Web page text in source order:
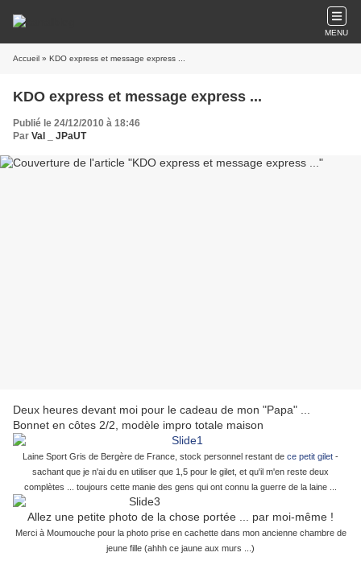
MENU
Accueil » KDO express et message express ...
KDO express et message express ...
Publié le 24/12/2010 à 18:46
Par Val _ JPaUT
Deux heures devant moi pour le cadeau de mon "Papa" ...
Bonnet en côtes 2/2, modèle impro totale maison
Laine Sport Gris de Bergère de France, stock personnel restant de ce petit gilet -
sachant que je n'ai du en utiliser que 1,5 pour le gilet, et qu'il m'en reste deux
complètes ... toujours cette manie des gens qui ont connu la guerre de la laine ...
Allez une petite photo de la chose portée ... par moi-même !
Merci à Moumouche pour la photo prise en cachette dans mon ancienne chambre de
jeune fille (ahhh ce jaune aux murs ...)